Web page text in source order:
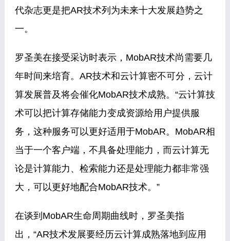
代杂志更是把AR技术列为未来十大发展趋势之
一。
罗圣美在接受采访时表示，MobAR技术尚需要几
年时间来培育。AR技术和云计算密不可分，云计
算发展普及将会催化MobAR技术成熟。“云计算技
术可以把计算存储能力变成资源给用户提供服
务，这种服务可以更好适用于MobAR。MobAR相
当于一个客户端，不具备处理能力，而云计算无
论是计算能力、检索能力还是处理能力都非常强
大，可以更好地配合MobAR技术。”
在谈到MobAR生命周期曲线时，罗圣美指
出，“AR技术发展要经历云计算成熟落地到应用